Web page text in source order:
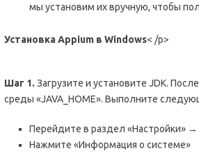
мы установим их вручную, чтобы
Установка Appium в Windows< /p>
Шаг 1. Загрузите и установите JDK.
среды «JAVA_HOME». Выполните
Перейдите в раздел «Настройки»
Нажмите «Информация о системе»